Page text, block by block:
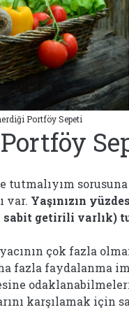
Portföy Sepeti
sorusuna
var. Yaşınızın
getirili varlık)
çok fazla
fazla faydalanma
karşılamak için